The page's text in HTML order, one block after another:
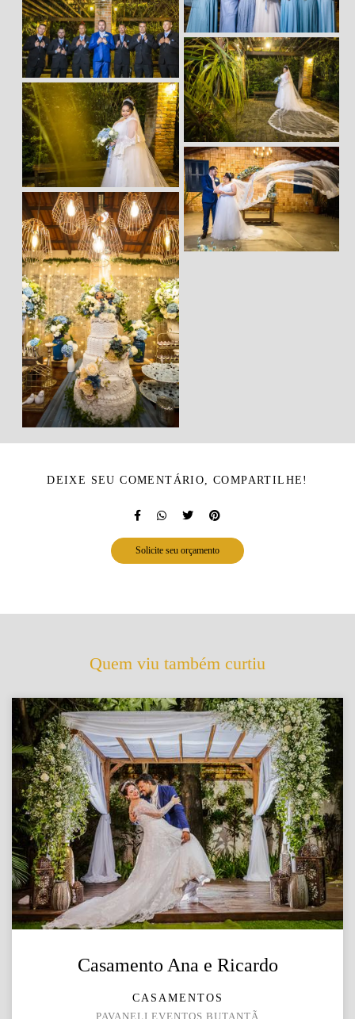
DEIXE SEU COMENTÁRIO, COMPARTILHE!
Solicite seu orçamento
Quem viu também curtiu
Casamento Ana e Ricardo
CASAMENTOS
PAVANELI EVENTOS BUTANTÃ